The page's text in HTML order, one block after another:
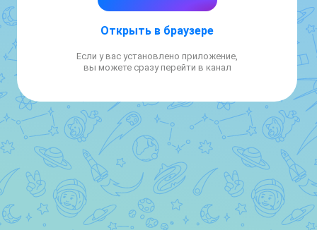
материальную помощь.
Искренне соболезную всем, кто потерял
бесчеловечное преступление против
Открыть в браузере
Если у вас установлено приложение,
вы можете сразу перейти в канал